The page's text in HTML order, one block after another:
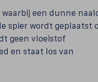
een dunne
spier wordt geplaatst
geen vloeistof
en staat los van